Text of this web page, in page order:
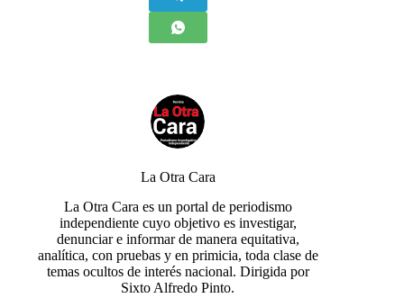
La Otra Cara
La Otra Cara es un portal de periodismo
independiente cuyo objetivo es investigar,
denunciar e informar de manera equitativa,
analítica, con pruebas y en primicia, toda clase de
temas ocultos de interés nacional. Dirigida por
Sixto Alfredo Pinto.